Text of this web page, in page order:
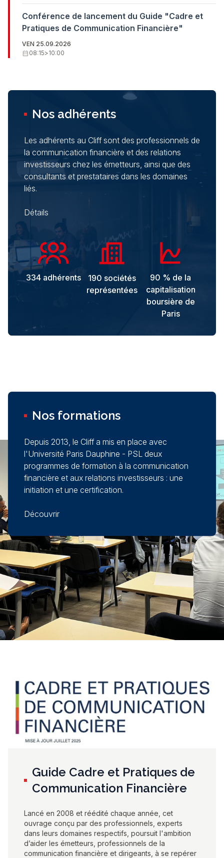
Conférence de lancement du Guide "Cadre et
Pratiques de Communication Financière"
VEN 25.09.2026
calendar_month 08:15>10:00
Nos adhérents
Les adhérents au Cliff sont des professionnels de
la communication financière et des relations
investisseurs chez les émetteurs, ainsi que des
consultants et prestataires dans les domaines
liés.
Détails
334 adhérents
190 sociétés
représentées
90 % de la
capitalisation
boursière de
Paris
Nos formations
Depuis 2013, le Cliff a mis en place avec
l'Université Paris Dauphine - PSL deux
programmes de formation à la communication
financière et aux relations investisseurs : une
initiation et une certification.
Découvrir
Guide Cadre et Pratiques de
Communication Financière
Lancé en 2008 et réédité chaque année, cet
ouvrage conçu par des professionnels, experts
dans leurs domaines respectifs, poursuit l'ambition
d’aider les émetteurs, professionnels de la
communication financière et dirigeants, à se repérer